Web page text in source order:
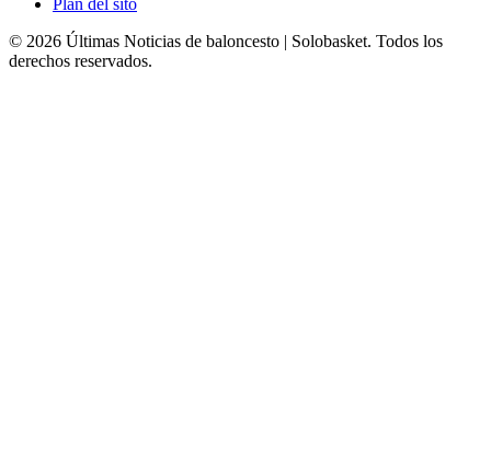
© 2026 Últimas Noticias de baloncesto | Solobasket. Todos los
derechos reservados.